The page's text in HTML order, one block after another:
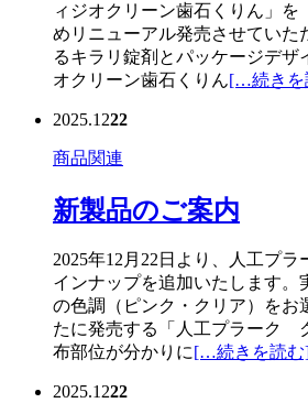
ィジオクリーン歯石くりん」を
めリニューアル発売させていた
るキラリ錠剤とパッケージデザ
オクリーン歯石くりん[…続きを
2025.1222
商品関連
新製品のご案内
2025年12月22日より、人工プ
インナップを追加いたします。
の色調（ピンク・クリア）をお
たに発売する「人工プラーク
布部位が分かりに[…続きを読む]
2025.1222